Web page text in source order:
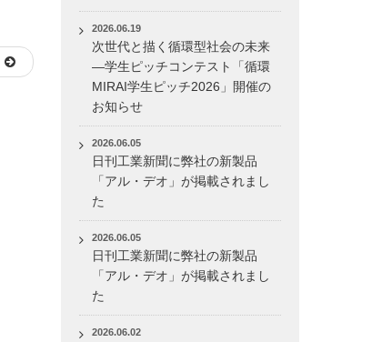
2026.06.19
次世代と描く循環型社会の未来
―学生ピッチコンテスト「循環
MIRAI学生ピッチ2026」開催の
お知らせ
2026.06.05
日刊工業新聞に弊社の新製品
「アル・デオ」が掲載されまし
た
2026.06.05
日刊工業新聞に弊社の新製品
「アル・デオ」が掲載されまし
た
2026.06.02